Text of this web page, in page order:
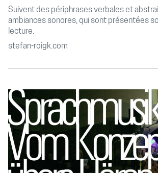
Suivent des périphrases verbales et
ambiances sonores, qui sont présentées
lecture.
stefan-roigk.com